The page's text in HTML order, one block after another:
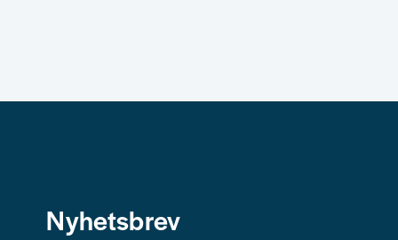
Nyhetsbrev